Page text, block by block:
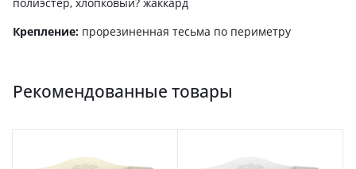
полиэстер, хлопковыи? жаккард
Крепление: прорезиненная тесьма по периметру
Рекомендованные товары